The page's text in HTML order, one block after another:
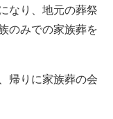
なり、地元の葬祭
のみでの家族葬を
帰りに家族葬の会